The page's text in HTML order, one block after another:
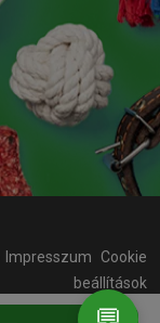
Impresszum
Cookie
beállítások